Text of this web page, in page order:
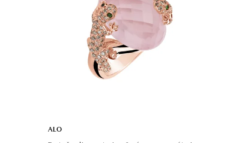
ALO